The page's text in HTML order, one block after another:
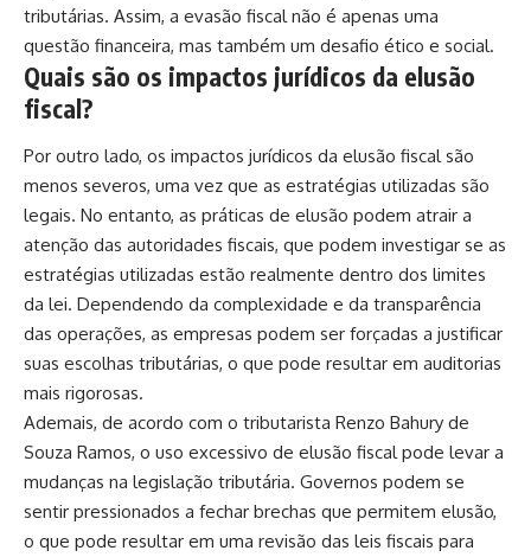
tributárias. Assim, a evasão fiscal não é apenas uma
questão financeira, mas também um desafio ético e social.
Quais são os impactos jurídicos da elusão
fiscal?
Por outro lado, os impactos jurídicos da elusão fiscal são
menos severos, uma vez que as estratégias utilizadas são
legais. No entanto, as práticas de elusão podem atrair a
atenção das autoridades fiscais, que podem investigar se as
estratégias utilizadas estão realmente dentro dos limites
da lei. Dependendo da complexidade e da transparência
das operações, as empresas podem ser forçadas a justificar
suas escolhas tributárias, o que pode resultar em auditorias
mais rigorosas.
Ademais, de acordo com o tributarista Renzo Bahury de
Souza Ramos, o uso excessivo de elusão fiscal pode levar a
mudanças na legislação tributária. Governos podem se
sentir pressionados a fechar brechas que permitem elusão,
o que pode resultar em uma revisão das leis fiscais para